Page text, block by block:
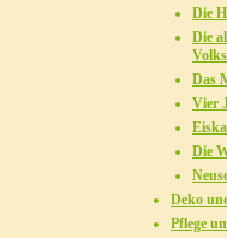
Die
Die
Das
Vier
Die
Deko
Pflege